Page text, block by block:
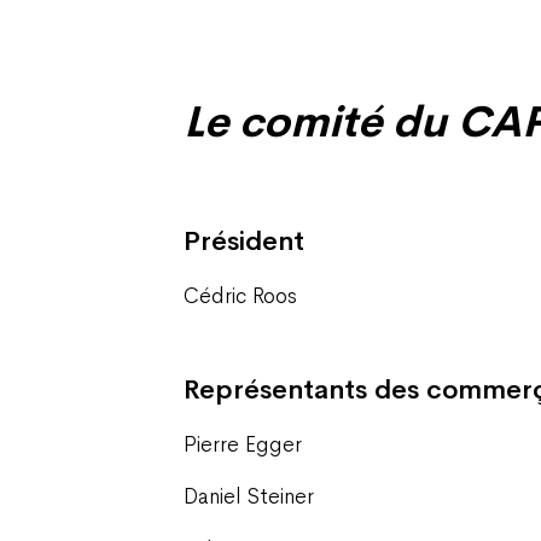
Le comité du
Président
Cédric Roos
Représentants des
Pierre Egger
Daniel Steiner